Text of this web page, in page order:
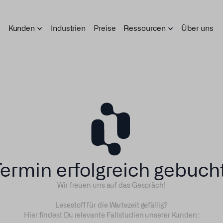
Kunden Industrien Preise Ressourcen Über uns
erfolgreich
Wir freuen uns auf das Gespräch!
Lesestoff für die Wartezeit gefällig?
Hier findest Du relevante Fallstudien unserer Kunden: